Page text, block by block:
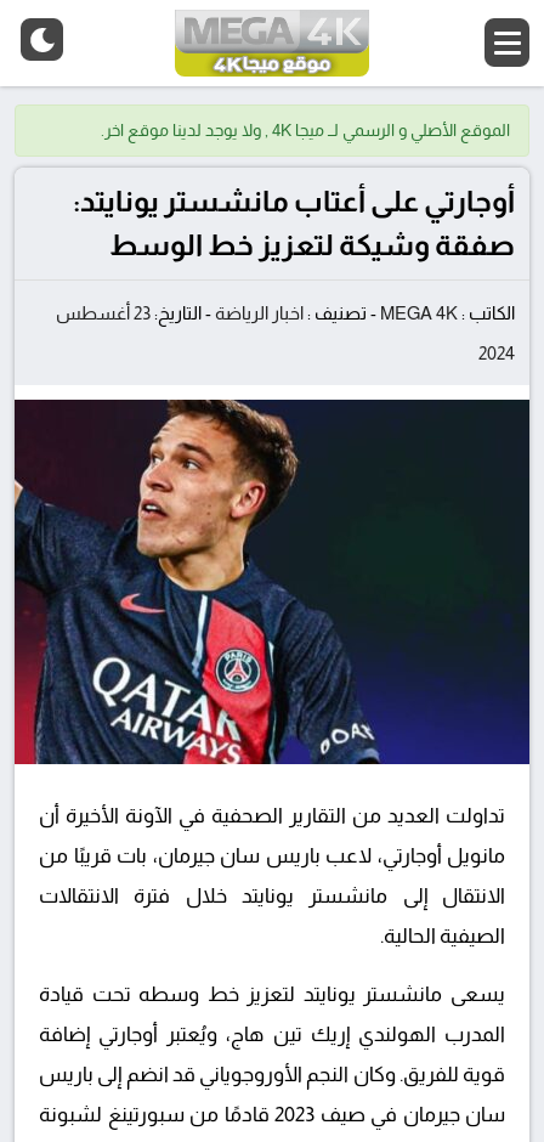
الموقع الأصلي و الرسمي لــ ميجا 4K , ولا يوجد لدينا موقع اخر.
أوجارتي على أعتاب مانشستر يونايتد:
صفقة وشيكة لتعزيز خط الوسط
الكاتب :MEGA 4K
- تصنيف :اخبار الرياضة-التاريخ:
23 أغسطس
2024
تداولت العديد من التقارير الصحفية في الآونة الأخيرة أن
مانويل أوجارتي، لاعب باريس سان جيرمان، بات قريبًا من
الانتقال إلى مانشستر يونايتد خلال فترة الانتقالات
الصيفية الحالية.
يسعى مانشستر يونايتد لتعزيز خط وسطه تحت قيادة
المدرب الهولندي إريك تين هاج، ويُعتبر أوجارتي إضافة
قوية للفريق. وكان النجم الأوروجوياني قد انضم إلى باريس
سان جيرمان في صيف 2023 قادمًا من سبورتينغ لشبونة